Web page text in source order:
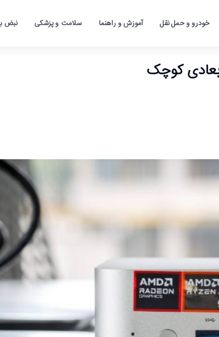
خودرو و حمل نقل آموزش و راهنما سلامت و پزشکی نبض